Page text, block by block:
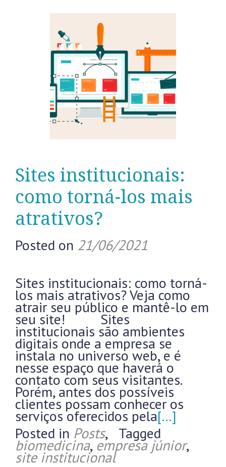
Sites institucionais:
como torná-los mais
atrativos?
Posted on 21/06/2021
Sites institucionais: como torná-
los mais atrativos? Veja como
atrair seu público e mantê-lo em
seu site! Sites
institucionais são ambientes
digitais onde a empresa se
instala no universo web, e é
nesse espaço que haverá o
contato com seus visitantes.
Porém, antes dos possíveis
clientes possam conhecer os
serviços oferecidos pela[…]
Posted in Posts, Tagged
biomedicina,empresa júnior,
site institucional